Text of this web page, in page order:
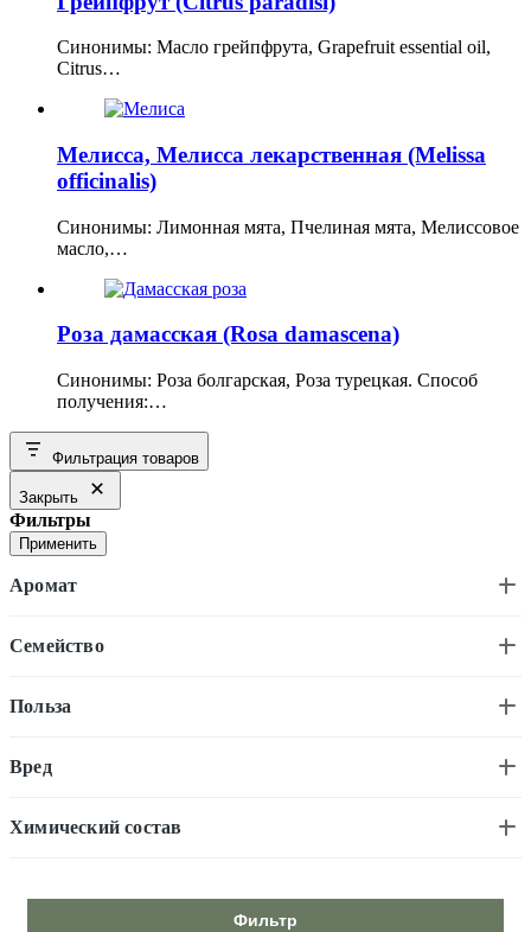
Синонимы: Масло грейпфрута, Grapefruit essential oil,
Citrus…
Мелисса, Мелисса лекарственная (Melissa
officinalis)
Синонимы: Лимонная мята, Пчелиная мята, Мелиссовое
масло,…
Роза дамасская (Rosa damascena)
Синонимы: Роза болгарская, Роза турецкая. Способ
получения:…
Фильтрация товаров
Закрыть
Фильтры
Применить
Аромат
Семейство
Польза
Вред
Химический состав
Фильтр